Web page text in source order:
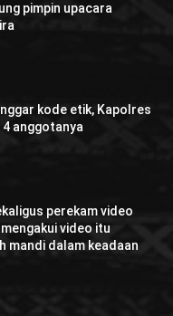
pimpin upacara
kode etik, Kapolres
anggotanya
perekam video
video itu
mandi dalam keadaan